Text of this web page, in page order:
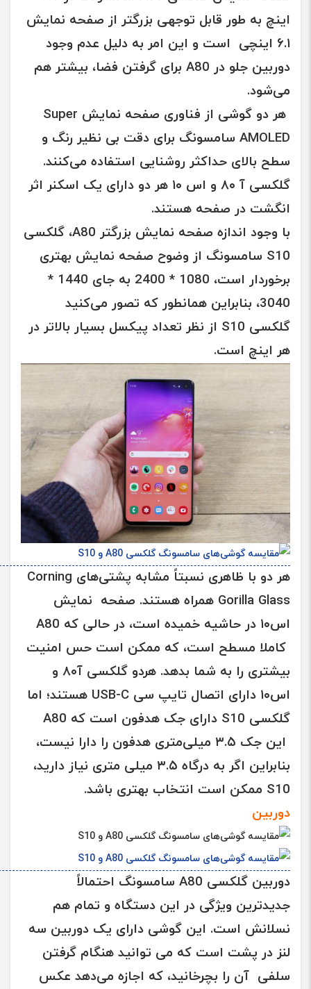
اینچ به طور قابل توجهی بزرگتر از صفحه نمایش
۶.۱ اینچی است و این امر به دلیل عدم وجود
دوربین جلو در A80 برای گرفتن فضا، بیشتر هم
می‌شود.
هر دو گوشی از فناوری صفحه نمایش Super
AMOLED سامسونگ برای دقت بی نظیر رنگ و
سطح بالای حداکثر روشنایی استفاده می‌کنند.
گلکسی آ ۸۰ و اس ۱۰ هر دو دارای یک
اسکنر اثر
انگشت در صفحه هستند.
با وجود اندازه صفحه نمایش بزرگتر A80، گلکسی
S10 سامسونگ از وضوح صفحه نمایش بهتری
برخوردار است، 1080 * 2400 به جای 1440 *
3040، بنابراین همانطور که تصور می‌کنید
گلکسی S10
از نظر تعداد پیکسل بسیار بالاتر در
هر اینچ است.
هر دو با ظاهری نسبتاً مشابه پشتی‌های Corning
Gorilla Glass همراه هستند. صفحه نمایش
اس۱۰
در حاشیه خمیده است، در حالی که
کاملا مسطح است، که ممکن است حس امنیت
بیشتری را به شما بدهد. هردو گلکسی آ۸۰
و
اس۱۰ دارای اتصال
تایپ سی USB-C
هستند؛ اما
گلکسی S10
دارای جک هدفون است که A80
این جک ۳.۵ میلی‌متری هدفون را دارا نیست،
بنابراین اگر به درگاه ۳.۵ میلی متری نیاز دارید،
S10 ممکن است انتخاب بهتری باشد.
دوربین
دوربین گلکسی A80 سامسونگ احتمالاً
جدیدترین ویژگی در این دستگاه و تمام هم
نسلانش است. این گوشی دارای یک دوربین سه
لنز در پشت است که می توانید هنگام گرفتن
سلفی آن را بچرخانید، که اجازه می‌دهد عکس